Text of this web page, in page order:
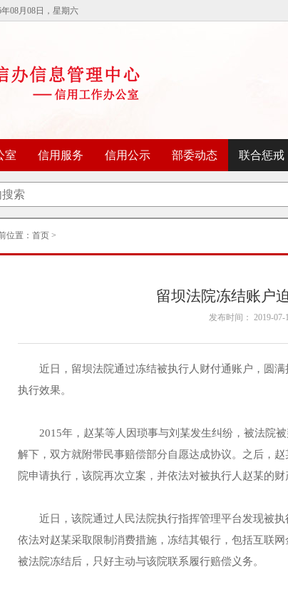
08月08日，星期六
室 信用服务 信用公示 部委动态
位置： 首页 >
留坝法院冻结账户
发布时间： 2019-07-
近日，留坝法院通过冻结被执行人财付通账户，圆
执行效果。
2015年，赵某等人因琐事与刘某发生纠纷，被法院
解下，双方就附带民事赔偿部分自愿达成协议。之后，
院申请执行，该院再次立案，并依法对被执行人赵某的
近日，该院通过人民法院执行指挥管理平台发现被
依法对赵某采取限制消费措施，冻结其银行，包括互联
被法院冻结后，只好主动与该院联系履行赔偿义务。